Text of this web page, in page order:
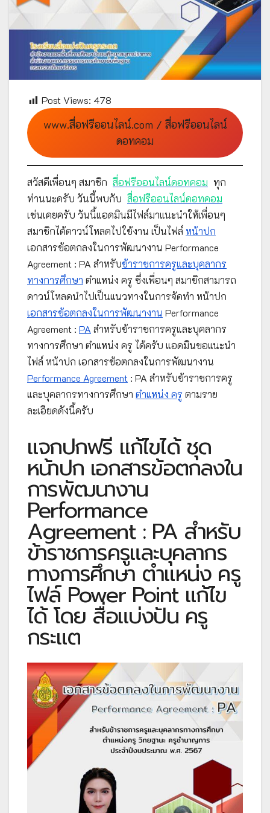
Post Views: 478
www.สื่อฟรีออนไลน์.com / สื่อฟรีออนไลน์
ดอทคอม
สวัสดีเพื่อนๆ สมาชิก สื่อฟรีออนไลน์ดอทคอม ทุก
ท่านนะครับ วันนี้พบกับ สื่อฟรีออนไลน์ดอทคอม
เช่นเคยครับ วันนี้แอดมินมีไฟล์มาแนะนำให้เพื่อนๆ
สมาชิกได้ดาวน์โหลดไปใช้งาน เป็นไฟล์ หน้าปก
เอกสารข้อตกลงในการพัฒนางาน Performance
Agreement : PA สำหรับข้าราชการครูและบุคลากร
ทางการศึกษา ตำแหน่ง ครู ซึ่งเพื่อนๆ สมาชิกสามารถ
ดาวน์โหลดนำไปเป็นแนวทางในการจัดทำ หน้าปก
เอกสารข้อตกลงในการพัฒนางาน Performance
Agreement : PA สำหรับข้าราชการครูและบุคลากร
ทางการศึกษา ตำแหน่ง ครู ได้ครับ แอดมินขอแนะนำ
ไฟล์ หน้าปก เอกสารข้อตกลงในการพัฒนางาน
Performance Agreement : PA สำหรับข้าราชการครู
และบุคลากรทางการศึกษา ตำแหน่ง ครู ตามราย
ละเอียดดังนี้ครับ
แจกปกฟรี แก้ไขได้ ชุด
หน้าปก เอกสารข้อตกลงใน
การพัฒนางาน
Performance
Agreement : PA สำหรับ
ข้าราชการครูและบุคลากร
ทางการศึกษา ตำแหน่ง ครู
ไฟล์ Power Point แก้ไข
ได้ โดย สื่อแบ่งปัน ครู
กระแต